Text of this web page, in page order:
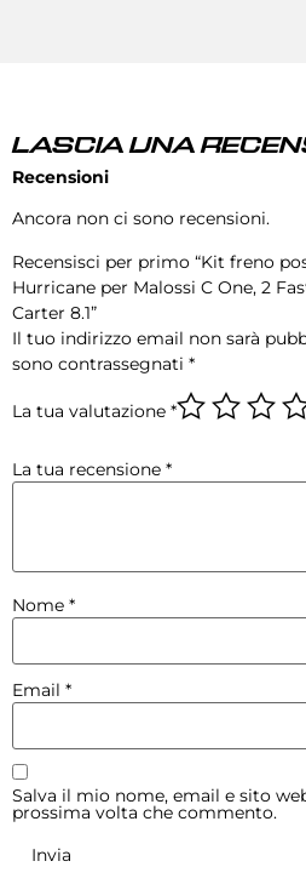
LASCIA UNA
Recensioni
Ancora non ci sono recensioni.
Recensisci per primo “Kit freno
Hurricane per Malossi C One, 2
Carter 8.1”
Il tuo indirizzo email non sarà
sono contrassegnati *
La tua valutazione *
La tua recensione *
Nome *
Email *
Salva il mio nome, email e sito
prossima volta che commento.